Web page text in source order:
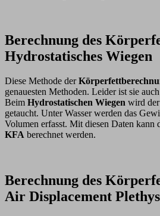
Berechnung des
Hydrostatisches Wiegen
Diese Methode der
genauesten Methoden. Leider ist sie
Beim Hydrostatischen Wiegen wird
getaucht. Unter Wasser werden das
Volumen erfasst. Mit diesen Daten kann
KFA berechnet werden.
Berechnung des
Air Displacement